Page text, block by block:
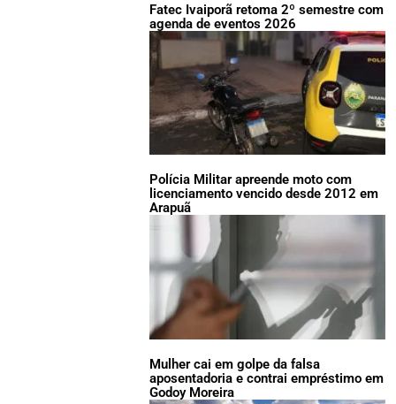
Fatec Ivaiporã retoma 2º semestre com
agenda de eventos 2026
Polícia Militar apreende moto com
licenciamento vencido desde 2012 em
Arapuã
Mulher cai em golpe da falsa
aposentadoria e contrai empréstimo em
Godoy Moreira